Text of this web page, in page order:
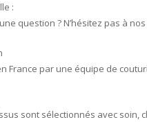
:
question ? N’hésitez pas à
France par une équipe de
sont sélectionnés avec soin,